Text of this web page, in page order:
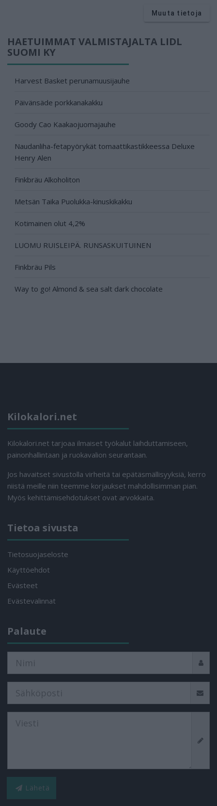
Muuta tietoja
HAETUIMMAT VALMISTAJALTA LIDL
SUOMI KY
Harvest Basket perunamuusijauhe
Päivänsäde porkkanakakku
Goody Cao Kaakaojuomajauhe
Naudanliha-fetapyörykät tomaattikastikkeessa Deluxe
Henry Alen
Finkbräu Alkoholiton
Metsän Taika Puolukka-kinuskikakku
Kotimainen olut 4,2%
LUOMU RUISLEIPÄ. RUNSASKUITUINEN
Finkbräu Pils
Way to go! Almond & sea salt dark chocolate
Kilokalori.net
Kilokalori.net tarjoaa ilmaiset työkalut laihduttamiseen,
painonhallintaan ja ruokavalion seurantaan.
Jos havaitset sivustolla virheitä tai epätäsmällisyyksiä, kerro
niistä meille niin teemme korjaukset mahdollisimman pian.
Myös kehittämisehdotukset ovat arvokkaita.
Tietoa sivusta
Tietosuojaseloste
Käyttöehdot
Evästeet
Evästevalinnat
Palaute
Lähetä